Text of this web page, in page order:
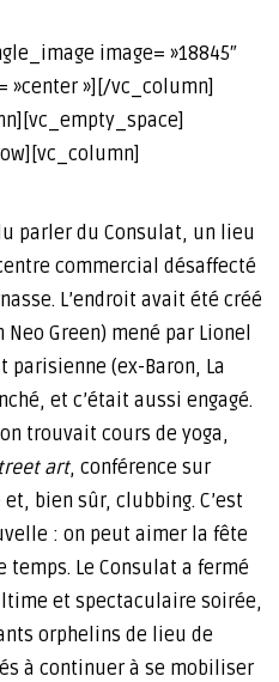
image= »18845″
»center »][/vc_column]
parler du Consulat, un lieu
commercial désaffecté
L’endroit avait été créé
Neo Green) mené par Lionel
parisienne (ex-Baron, La
et c’était aussi engagé.
trouvait cours de yoga,
art, conférence sur
bien sûr, clubbing. C’est
: on peut aimer la fête
temps. Le Consulat a fermé
et spectaculaire soirée,
orphelins de lieu de
à continuer à se mobiliser